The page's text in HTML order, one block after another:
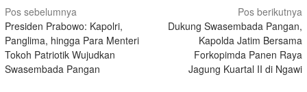
Navigasi
pos
Pos sebelumnya
Presiden Prabowo: Kapolri,
Panglima, hingga Para Menteri
Tokoh Patriotik Wujudkan
Swasembada Pangan
Pos berikutnya
Dukung Swasembada Pangan,
Kapolda Jatim Bersama
Forkopimda Panen Raya
Jagung Kuartal II di Ngawi